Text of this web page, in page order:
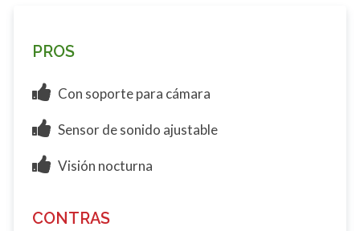
PROS
Con soporte para cámara
Sensor de sonido ajustable
Visión nocturna
CONTRAS